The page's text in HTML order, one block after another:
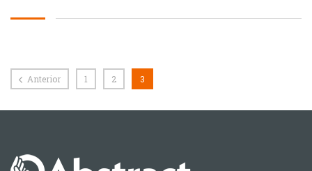
Anterior 1 2 3